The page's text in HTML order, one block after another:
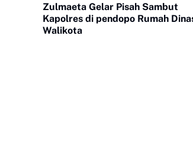
Zulmaeta Gelar Pisah Sambut
Kapolres di pendopo Rumah
Walikota